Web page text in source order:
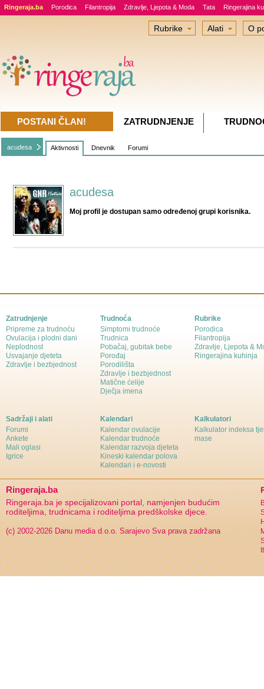
Ringeraja.ba Porodica Filantropija Zdravlje, Ljepota & Moda Tata Ringerajina
acudesa Aktivnosti Dnevnik Forumi
acudesa
Moj profil je dostupan samo određenoj grupi korisnika.
Rubrike Alati O
POSTANI ČLAN! ZATRUDNJENJE
Zatrudnjenje
Pripreme za trudnoću
Ovulacija i plodni dani
Neplodnost
Usvajanje djeteta
Zdravlje i bezbjednost
Trudnoća
Simptomi trudnoće
Trudnica
Pobačaj, gubitak bebe
Porođaj
Porodilišta
Zdravlje i bezbjednost
Matične ćelije
Dječja imena
Rubrike
Porodica
Filantropija
Zdravlje, Ljepota &
Ringerajina kuhinja
Sadržaji i alati
Forumi
Ankete
Mali oglasi
Igrice
Kalendari
Kalendar ovulacije
Kalendar trudnoće
Kalendar razvoja djeteta
Kineski kalendar polova
Kalendari i e-novosti
Kalkulatori
Kalkulator indeksa
mase
Ringeraja.ba
Ringeraja.ba je specijalizovani portal, namjenjen budućim
roditeljima, trudnicama i roditeljima predškolske djece.
(c) 2002-2026 Danu media d.o.o. Sarajevo Sva prava zadržana